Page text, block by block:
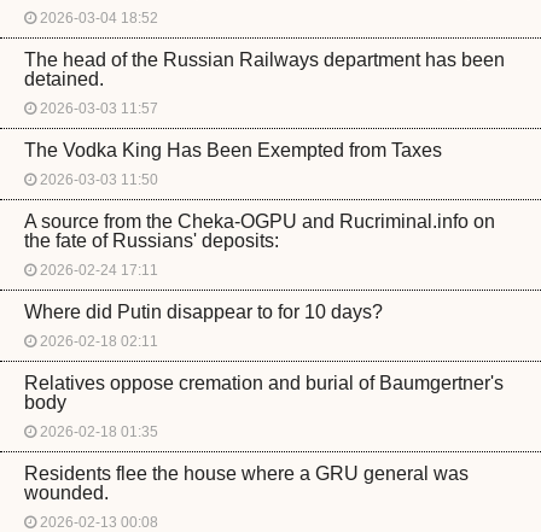
2026-03-04 18:52
The head of the Russian Railways department has been
detained.
2026-03-03 11:57
The Vodka King Has Been Exempted from Taxes
2026-03-03 11:50
A source from the Cheka-OGPU and Rucriminal.info on
the fate of Russians' deposits:
2026-02-24 17:11
Where did Putin disappear to for 10 days?
2026-02-18 02:11
Relatives oppose cremation and burial of Baumgertner's
body
2026-02-18 01:35
Residents flee the house where a GRU general was
wounded.
2026-02-13 00:08